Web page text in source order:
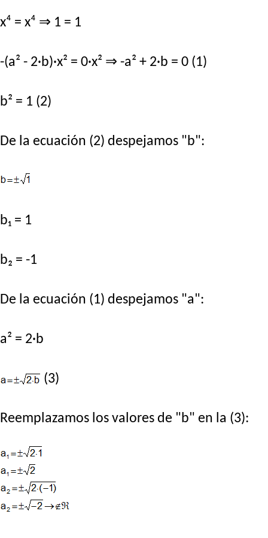
x⁴ = x⁴ ⇒ 1 = 1
-(a² - 2·b)·x² = 0·x² ⇒ -a² + 2·b = 0 (1)
b² = 1 (2)
De la ecuación (2) despejamos "b":
b₁ = 1
b₂ = -1
De la ecuación (1) despejamos "a":
a² = 2·b
(3)
Reemplazamos los valores de "b" en la (3):